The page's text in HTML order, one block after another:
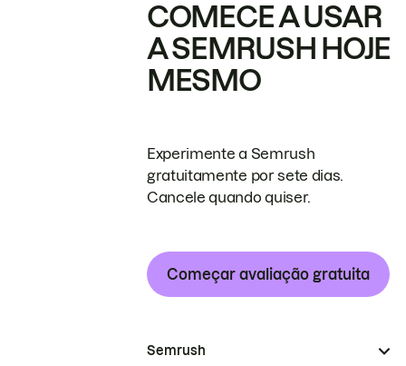
COMECE A USAR
A SEMRUSH HOJE
MESMO
Experimente a Semrush
gratuitamente por sete dias.
Cancele quando quiser.
Começar avaliação gratuita
Semrush